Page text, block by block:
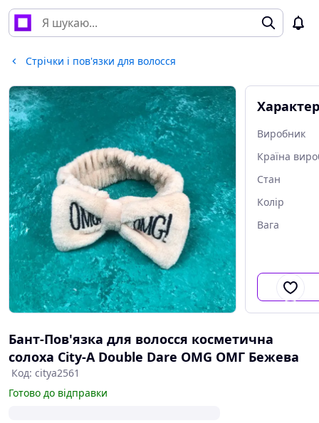
Стрічки і пов'язки для волосся
Виробник
Країна
Стан
Колір
Вага
Бант-Пов'язка для волосся косметична
солоха City-A Double Dare OMG ОМГ Бежева
Код: citya2561
Готово до відправки